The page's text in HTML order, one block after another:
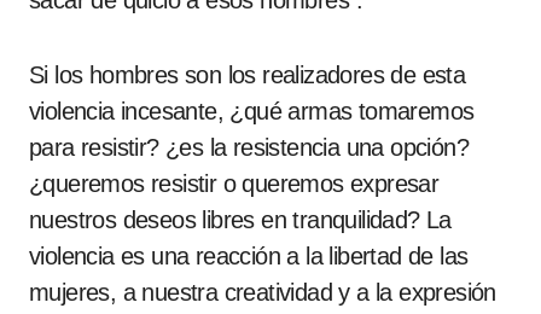
Si los hombres son los realizadores de esta
violencia incesante, ¿qué armas tomaremos
para resistir? ¿es la resistencia una opción?
¿queremos resistir o queremos expresar
nuestros deseos libres en tranquilidad? La
violencia es una reacción a la libertad de las
mujeres, a nuestra creatividad y a la expresión